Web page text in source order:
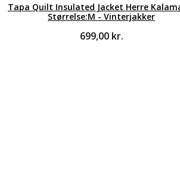
Tapa Quilt Insulated Jacket Herre
Størrelse:M - Vinterjakker
699,00 kr.